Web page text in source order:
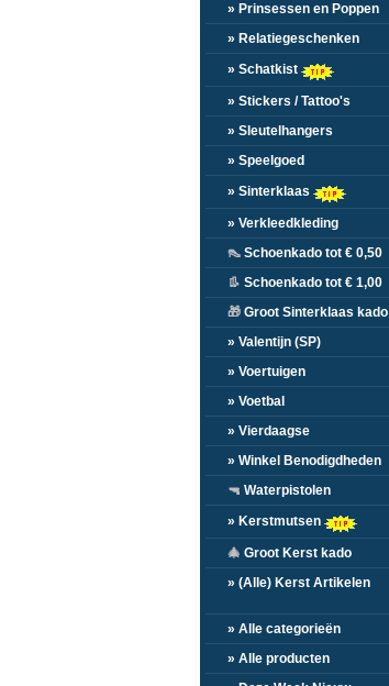
» Prinsessen en Poppen
» Relatiegeschenken
» Schatkist
» Stickers / Tattoo's
» Sleutelhangers
» Speelgoed
» Sinterklaas
» Verkleedkleding
👠 Schoenkado tot € 0,50
👢 Schoenkado tot € 1,00
🎁 Groot Sinterklaas kado
» Valentijn (SP)
» Voertuigen
» Voetbal
» Vierdaagse
» Winkel Benodigdheden
🔫 Waterpistolen
» Kerstmutsen
🎄 Groot Kerst kado
» (Alle) Kerst Artikelen
» Alle categorieën
» Alle producten